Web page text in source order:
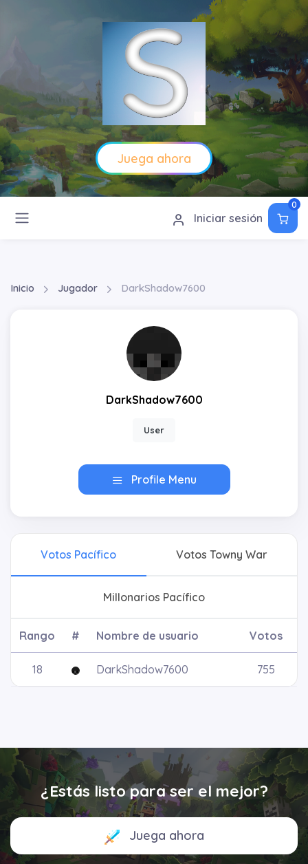
Juega ahora
Iniciar sesión
0
Inicio Jugador DarkShadow7600
DarkShadow7600
User
Profile Menu
Votos Pacífico Votos Towny War
Millonarios Pacífico
Rango # Nombre de usuario Votos
18 DarkShadow7600 755
¿Estás listo para ser el mejor?
Juega ahora